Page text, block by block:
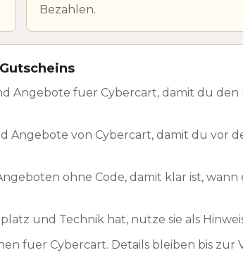
Bezahlen.
Angebote fuer Cybercart, damit du
Angebote von Cybercart, damit du vor
ohne Code, damit klar ist,
und Technik hat, nutze sie als
fuer Cybercart. Details bleiben bis